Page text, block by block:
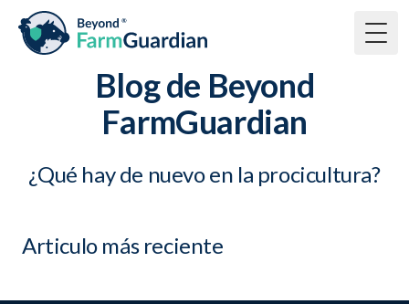
Blog de Beyond
FarmGuardian
¿Qué hay de nuevo en la procicultura?
Articulo más reciente